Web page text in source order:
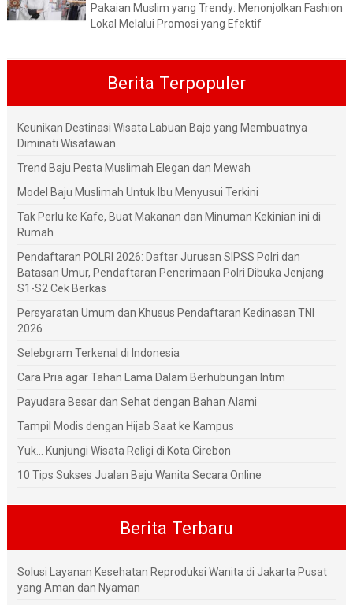
Pakaian Muslim yang Trendy: Menonjolkan Fashion
Lokal Melalui Promosi yang Efektif
Berita Terpopuler
Keunikan Destinasi Wisata Labuan Bajo yang Membuatnya
Diminati Wisatawan
Trend Baju Pesta Muslimah Elegan dan Mewah
Model Baju Muslimah Untuk Ibu Menyusui Terkini
Tak Perlu ke Kafe, Buat Makanan dan Minuman Kekinian ini di
Rumah
Pendaftaran POLRI 2026: Daftar Jurusan SIPSS Polri dan
Batasan Umur, Pendaftaran Penerimaan Polri Dibuka Jenjang
S1-S2 Cek Berkas
Persyaratan Umum dan Khusus Pendaftaran Kedinasan TNI
2026
Selebgram Terkenal di Indonesia
Cara Pria agar Tahan Lama Dalam Berhubungan Intim
Payudara Besar dan Sehat dengan Bahan Alami
Tampil Modis dengan Hijab Saat ke Kampus
Yuk... Kunjungi Wisata Religi di Kota Cirebon
10 Tips Sukses Jualan Baju Wanita Secara Online
Berita Terbaru
Solusi Layanan Kesehatan Reproduksi Wanita di Jakarta Pusat
yang Aman dan Nyaman